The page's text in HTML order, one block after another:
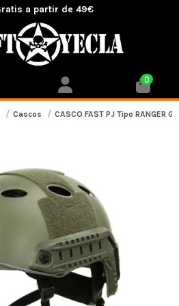
a partir de 49€
0
Cascos CASCO FAST PJ Tipo RANGER